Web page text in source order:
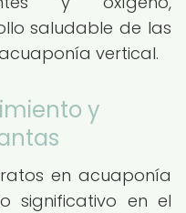
saludable de las
vertical.
y
en acuaponía
significativo en el